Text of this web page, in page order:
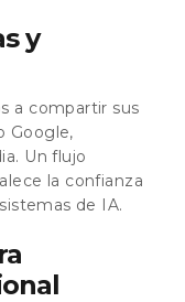
y
a compartir sus
Google,
Un flujo
la confianza
de IA.